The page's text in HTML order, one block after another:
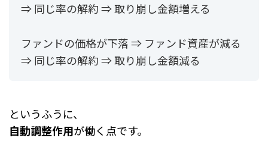
⇒ 同じ率の解約 ⇒ 取り崩し金額増える
ファンドの価格が下落 ⇒ ファンド資産が減る
⇒ 同じ率の解約 ⇒ 取り崩し金額減る
というふうに、
自動調整作用が働く点です。